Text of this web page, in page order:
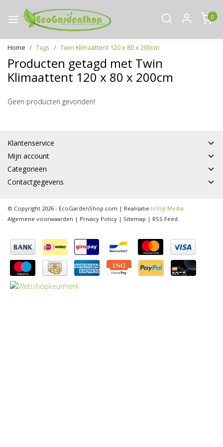
0
Home Tags Twin Klimaattent 120 x 80 x 200cm
Producten getagd met Twin
Klimaattent 120 x 80 x 200cm
Geen producten gevonden!
Klantenservice
Mijn account
Categorieën
Contactgegevens
© Copyright 2026 - EcoGardenShop.com | Realisatie InStijl Media
Algemene voorwaarden | Privacy Policy | Sitemap | RSS Feed